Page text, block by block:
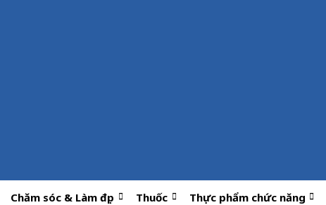
Chăm sóc & Làm đẹp Thuốc Thực phẩm chức năng